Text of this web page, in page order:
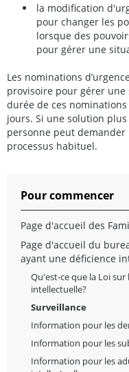
la modification
pour changer les
lorsque des
pour gérer une
Les nominations
provisoire pour gérer
durée de ces
jours. Si une solution
personne peut
processus habituel.
Pour commencer
Page d'accueil des
Page d'accueil du
ayant une déficience
Qu'est-ce que la Loi
intellectuelle?
Surveillance
Information pour les
Information pour les
Information pour les